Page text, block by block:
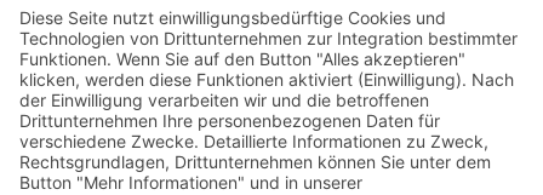
Veranstaltungen
Newsletter Archiv
RECHTLICHES